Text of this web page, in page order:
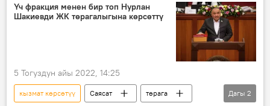
Үч фракция менен бир топ Нурлан
Шакиевди ЖК төрагалыгына көрсөттү
5 Тогуздун айы 2022, 14:25
кызмат көрсөтүү Саясат
төрага
Дагы 2